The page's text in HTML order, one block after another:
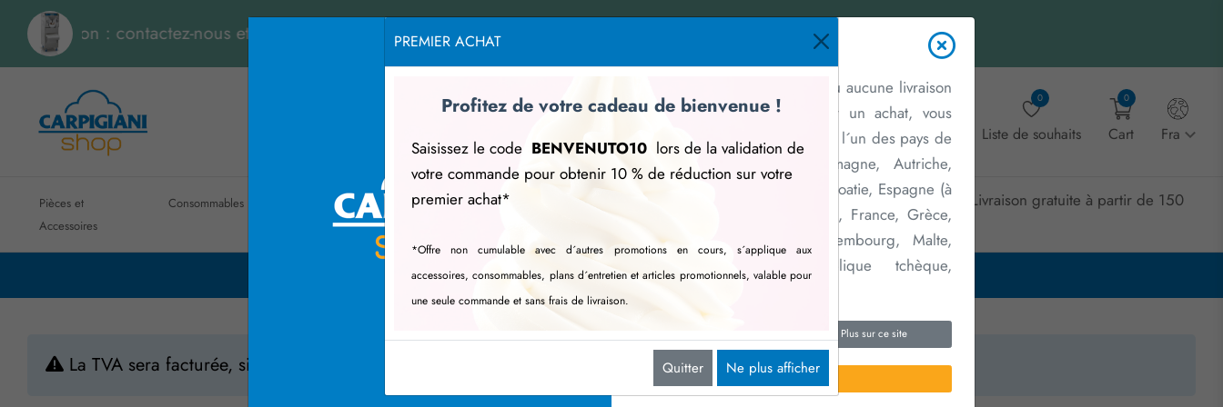
: contactez-nous et recevez un devis instantané.
Account Liste de souhaits
0
Cart
0
Fra
Pièces et
Accessoires
Consommables
Entretien
ordinaire
Extensions de
Merchandising
Contactez
nous
Livraison gratuite à partir de 150
€
Vous surfez depuis un pays où aucune livraison
n´est effectuée. Pour finaliser un achat, vous
devez être résident fiscal dans l´un des pays de
l´Union européenne : Allemagne, Autriche,
Belgique, Bulgarie, Chypre, Croatie, Espagne (à
l´exception des îles Canaries), France, Grèce,
Hongrie, Irlande, Italie, Luxembourg, Malte,
Pays-Bas, Portugal, République tchèque,
carpigiani.com
Plus sur ce site
CONTACTEZ-NOUS
PREMIER ACHAT
Profitez de votre cadeau de bienvenue !
Saisissez le code BENVENUTO10 lors de la validation de
votre commande pour obtenir 10 % de réduction sur votre
premier achat*
*Offre non cumulable avec d´autres promotions en cours, s´applique aux
accessoires, consommables, plans d´entretien et articles promotionnels, valable pour
une seule commande et sans frais de livraison.
Quitter Ne plus afficher
Home Panier
La TVA sera facturée, si elle est due, selon la réglementation en vigueur au moment du paiement.